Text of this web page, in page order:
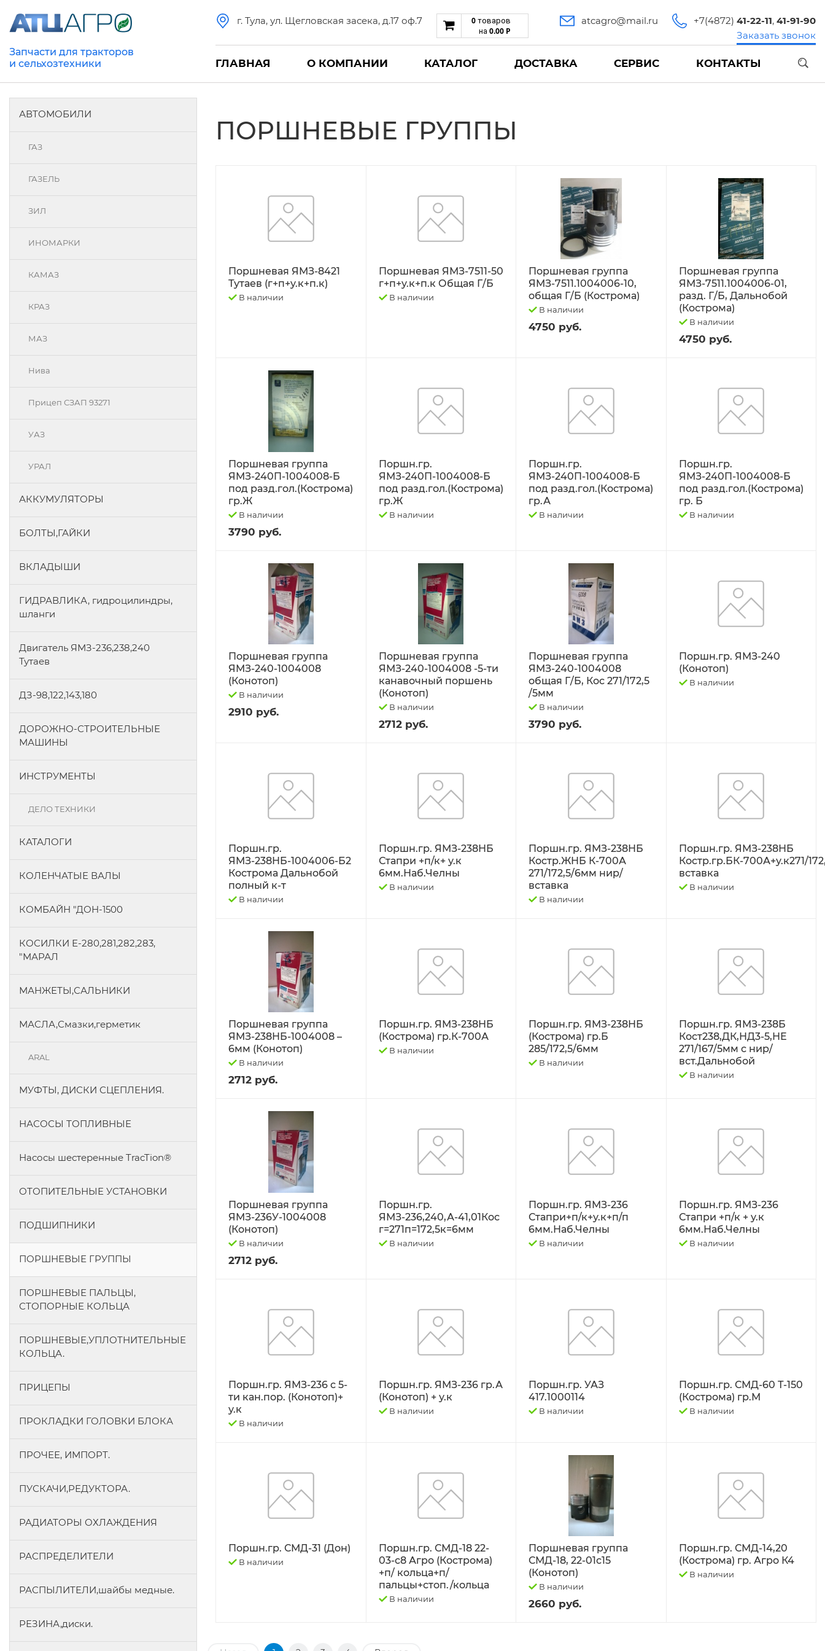
Запчасти для тракторов
и сельхозтехники
г. Тула, ул. Щегловская засека, д.17 оф.7 0 товаров
на 0.00 Р
atcagro@mail.ru +7(4872) 41-22-11, 41-91-90
Заказать звонок
ГЛАВНАЯ О КОМПАНИИ КАТАЛОГ ДОСТАВКА СЕРВИС КОНТАКТЫ
АВТОМОБИЛИ
ГАЗ
ГАЗЕЛЬ
ЗИЛ
ИНОМАРКИ
КАМАЗ
КРАЗ
МАЗ
Нива
Прицеп СЗАП 93271
УАЗ
УРАЛ
АККУМУЛЯТОРЫ
БОЛТЫ,ГАЙКИ
ВКЛАДЫШИ
ГИДРАВЛИКА, гидроцилиндры,
шланги
Двигатель ЯМЗ-236,238,240
Тутаев
ДЗ-98,122,143,180
ДОРОЖНО-СТРОИТЕЛЬНЫЕ
МАШИНЫ
ИНСТРУМЕНТЫ
ДЕЛО ТЕХНИКИ
КАТАЛОГИ
КОЛЕНЧАТЫЕ ВАЛЫ
КОМБАЙН "ДОН-1500
КОСИЛКИ Е-280,281,282,283,
"МАРАЛ
МАНЖЕТЫ,САЛЬНИКИ
МАСЛА,Смазки,герметик
ARAL
МУФТЫ, ДИСКИ СЦЕПЛЕНИЯ.
НАСОСЫ ТОПЛИВНЫЕ
Насосы шестеренные TracTion®
ОТОПИТЕЛЬНЫЕ УСТАНОВКИ
ПОДШИПНИКИ
ПОРШНЕВЫЕ ГРУППЫ
ПОРШНЕВЫЕ ПАЛЬЦЫ,
СТОПОРНЫЕ КОЛЬЦА
ПОРШНЕВЫЕ,УПЛОТНИТЕЛЬНЫЕ
КОЛЬЦА.
ПРИЦЕПЫ
ПРОКЛАДКИ ГОЛОВКИ БЛОКА
ПРОЧЕЕ, ИМПОРТ.
ПУСКАЧИ,РЕДУКТОРА.
РАДИАТОРЫ ОХЛАЖДЕНИЯ
РАСПРЕДЕЛИТЕЛИ
РАСПЫЛИТЕЛИ,шайбы медные.
РЕЗИНА,диски.
ПОРШНЕВЫЕ ГРУППЫ
Поршневая ЯМЗ-8421
Тутаев (г+п+у.к+п.к)
В наличии
Поршневая ЯМЗ-7511-50
г+п+у.к+п.к Общая Г/Б
В наличии
Поршневая группа
ЯМЗ-7511.1004006-10,
общая Г/Б (Кострома)
В наличии
4750 руб.
Поршневая группа
ЯМЗ-7511.1004006-01,
разд. Г/Б, Дальнобой
(Кострома)
В наличии
4750 руб.
Поршневая группа
ЯМЗ-240П-1004008-Б
под разд.гол.(Кострома)
гр.Ж
В наличии
3790 руб.
Поршн.гр.
ЯМЗ-240П-1004008-Б
под разд.гол.(Кострома)
гр.Ж
В наличии
Поршн.гр.
ЯМЗ-240П-1004008-Б
под разд.гол.(Кострома)
гр.А
В наличии
Поршн.гр.
ЯМЗ-240П-1004008-Б
под разд.гол.(Кострома)
гр. Б
В наличии
Поршневая группа
ЯМЗ-240-1004008
(Конотоп)
В наличии
2910 руб.
Поршневая группа
ЯМЗ-240-1004008 -5-ти
канавочный поршень
(Конотоп)
В наличии
2712 руб.
Поршневая группа
ЯМЗ-240-1004008
общая Г/Б, Кос 271/172,5
/5мм
В наличии
3790 руб.
Поршн.гр. ЯМЗ-240
(Конотоп)
В наличии
Поршн.гр.
ЯМЗ-238НБ-1004006-Б2
Кострома Дальнобой
полный к-т
В наличии
Поршн.гр. ЯМЗ-238НБ
Стапри +п/к+ у.к
6мм.Наб.Челны
В наличии
Поршн.гр. ЯМЗ-238НБ
Костр.ЖНБ К-700А
271/172,5/6мм нир/
вставка
В наличии
Поршн.гр. ЯМЗ-238НБ
Костр.гр.БК-700А+у.к271/
вставка
В наличии
Поршневая группа
ЯМЗ-238НБ-1004008 –
6мм (Конотоп)
В наличии
2712 руб.
Поршн.гр. ЯМЗ-238НБ
(Кострома) гр.К-700А
В наличии
Поршн.гр. ЯМЗ-238НБ
(Кострома) гр.Б
285/172,5/6мм
В наличии
Поршн.гр. ЯМЗ-238Б
Кост238,ДК,НД3-5,НЕ
271/167/5мм с нир/
вст.Дальнобой
В наличии
Поршневая группа
ЯМЗ-236У-1004008
(Конотоп)
В наличии
2712 руб.
Поршн.гр.
ЯМЗ-236,240,А-41,01Кос
г=271п=172,5к=6мм
В наличии
Поршн.гр. ЯМЗ-236
Стапри+п/к+у.к+п/п
6мм.Наб.Челны
В наличии
Поршн.гр. ЯМЗ-236
Стапри +п/к + у.к
6мм.Наб.Челны
В наличии
Поршн.гр. ЯМЗ-236 с 5-
ти кан.пор. (Конотоп)+
у.к
В наличии
Поршн.гр. ЯМЗ-236 гр.А
(Конотоп) + у.к
В наличии
Поршн.гр. УАЗ
417.1000114
В наличии
Поршн.гр. СМД-60 Т-150
(Кострома) гр.М
В наличии
Поршн.гр. СМД-31 (Дон)
В наличии
Поршн.гр. СМД-18 22-
03-с8 Агро (Кострома)
+п/ кольца+п/
пальцы+стоп./кольца
В наличии
Поршневая группа
СМД-18, 22-01с15
(Конотоп)
В наличии
2660 руб.
Поршн.гр. СМД-14,20
(Кострома) гр. Агро К4
В наличии